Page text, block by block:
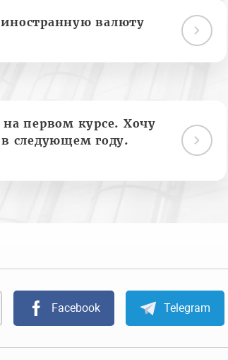
валюту
первом курсе. Хочу
следующем году.
Facebook Telegram